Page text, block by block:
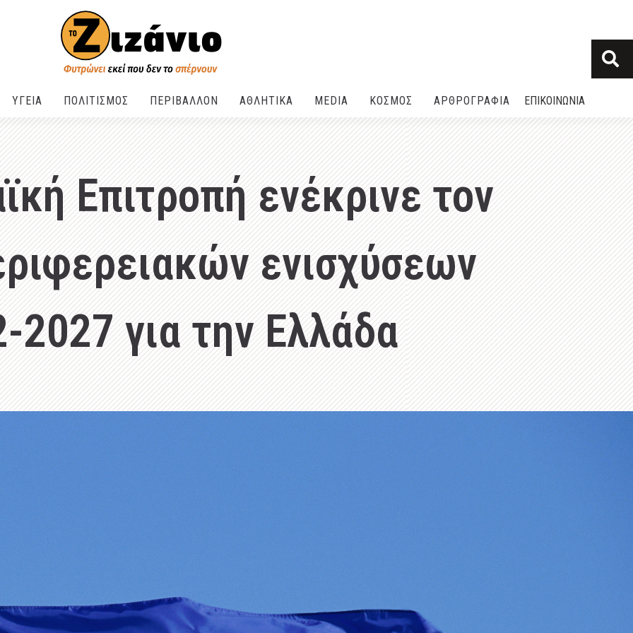
ΥΓΕΙΑ ΠΟΛΙΤΙΣΜΟΣ ΠΕΡΙΒΑΛΛΟΝ ΑΘΛΗΤΙΚΑ MEDIA ΚΟΣΜΟΣ ΑΡΘΡΟΓΡΑΦΙΑ ΕΠΙΚΟΙΝΩΝΙΑ
Επιτροπή ενέκρινε τον
ενισχύσεων
2027 για την Ελλάδα